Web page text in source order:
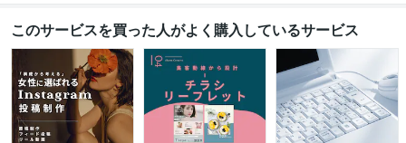
このサービスを買った人がよく購入しているサービス